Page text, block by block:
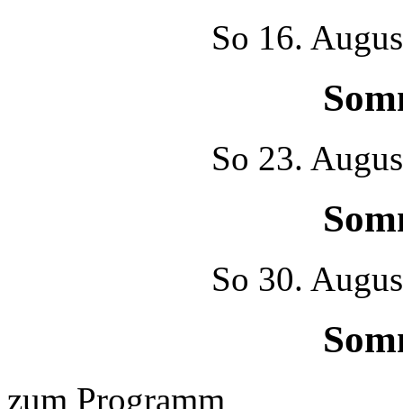
So 16.
So 23.
So 30.
zum Programm